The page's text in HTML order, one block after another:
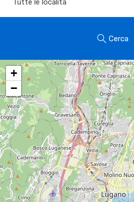
Tutte le località
Cerca
+
−